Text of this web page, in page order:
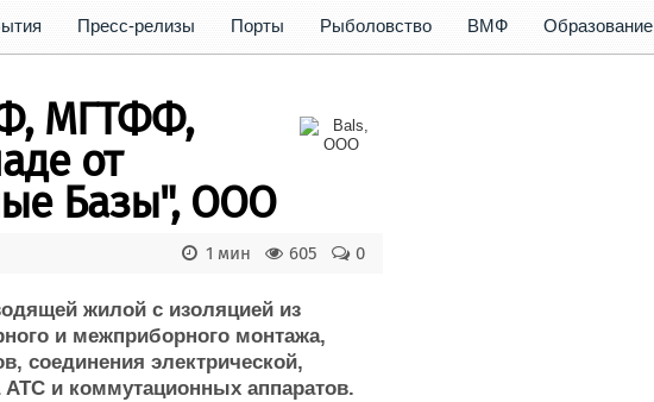
Флот
Форум
Отзывы
Пресс-релизы Порты Рыболовство ВМФ Образование
МГТФФ,
от
Базы", ООО
0
605
1 мин
жилой с изоляцией из
и межприборного монтажа,
соединения электрической,
и коммутационных аппаратов.